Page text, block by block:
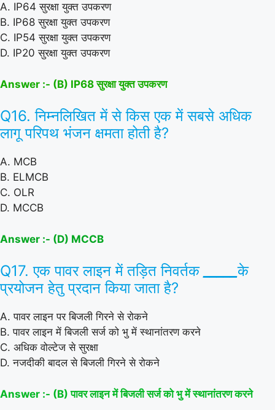
A. IP64 सुरक्षा युक्त उपकरण
B. IP68 सुरक्षा युक्त उपकरण
C. IP54 सुरक्षा युक्त उपकरण
D. IP20 सुरक्षा युक्त उपकरण
Answer :- (B) IP68 सुरक्षा युक्त उपकरण
Q16. निम्नलिखित में से किस एक में सबसे अधिक
लागू परिपथ भंजन क्षमता होती है?
A. MCB
B. ELMCB
C. OLR
D. MCCB
Answer :- (D) MCCB
Q17. एक पावर लाइन में तड़ित निवर्तक _____के
प्रयोजन हेतु प्रदान किया जाता है?
A. पावर लाइन पर बिजली गिरने से रोकने
B. पावर लाइन में बिजली सर्ज को भु में स्थानांतरण करने
C. अधिक वोल्टेज से सुरक्षा
D. नजदीकी बादल से बिजली गिरने से रोकने
Answer :- (B) पावर लाइन में बिजली सर्ज को भु में स्थानांतरण करने